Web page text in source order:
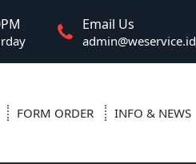
Email Us
admin@weservice.id
FORM ORDER INFO & NEWS